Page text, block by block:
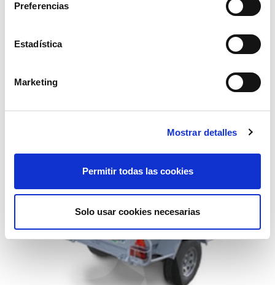
Preferencias
Estadística
Marketing
Mostrar detalles
Permitir todas las cookies
Solo usar cookies necesarias
c/f